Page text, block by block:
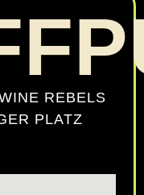
REBELS
PLATZ